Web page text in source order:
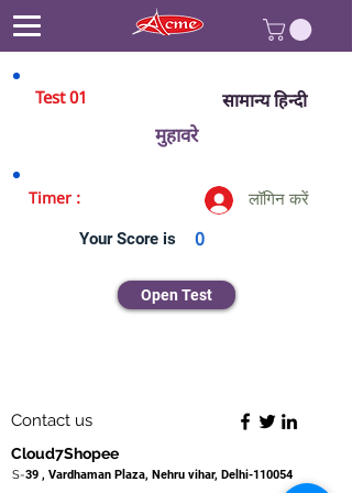
Test 01 सामान्य हिन्दी
मुहावरे
लॉगिन करें
Timer :
Your Score is 0
Open Test
Contact us
Cloud7Shopee
S-39 , Vardhaman Plaza, Nehru vihar, Delhi-110054